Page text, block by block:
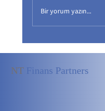
Bir yorum yazın...
NT Finans Partners